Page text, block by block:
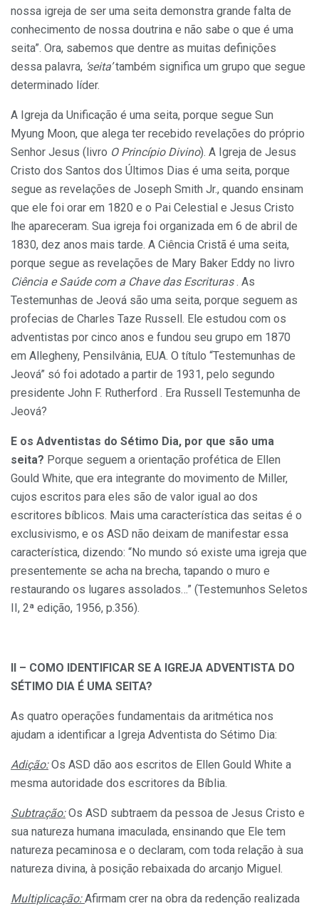
nossa igreja de ser uma seita demonstra grande falta de
conhecimento de nossa doutrina e não sabe o que é uma
seita”. Ora, sabemos que dentre as muitas definições
dessa palavra, ‘seita’também significa um grupo que segue
determinado líder.
A Igreja da Unificação é uma seita, porque segue Sun
Myung Moon, que alega ter recebido revelações do próprio
Senhor Jesus (livro O Princípio Divino). A Igreja de Jesus
Cristo dos Santos dos Últimos Dias é uma seita, porque
segue as revelações de Joseph Smith Jr., quando ensinam
que ele foi orar em 1820 e o Pai Celestial e Jesus Cristo
lhe apareceram. Sua igreja foi organizada em 6 de abril de
1830, dez anos mais tarde. A Ciência Cristã é uma seita,
porque segue as revelações de Mary Baker Eddy no livro
Ciência e Saúde com a Chave das Escrituras. As
Testemunhas de Jeová são uma seita, porque seguem as
profecias de Charles Taze Russell. Ele estudou com os
adventistas por cinco anos e fundou seu grupo em 1870
em Allegheny, Pensilvânia, EUA. O título “Testemunhas de
Jeová” só foi adotado a partir de 1931, pelo segundo
presidente John F. Rutherford . Era Russell Testemunha de
Jeová?
E os Adventistas do Sétimo Dia, por que são uma
seita? Porque seguem a orientação profética de Ellen
Gould White, que era integrante do movimento de Miller,
cujos escritos para eles são de valor igual ao dos
escritores bíblicos. Mais uma característica das seitas é o
exclusivismo, e os ASD não deixam de manifestar essa
característica, dizendo: “No mundo só existe uma igreja que
presentemente se acha na brecha, tapando o muro e
restaurando os lugares assolados…” (Testemunhos Seletos
II, 2ª edição, 1956, p.356).
II – COMO IDENTIFICAR SE A IGREJA ADVENTISTA DO
SÉTIMO DIA É UMA SEITA?
As quatro operações fundamentais da aritmética nos
ajudam a identificar a Igreja Adventista do Sétimo Dia:
Adição:Os ASD dão aos escritos de Ellen Gould White a
mesma autoridade dos escritores da Bíblia.
Subtração:Os ASD subtraem da pessoa de Jesus Cristo e
sua natureza humana imaculada, ensinando que Ele tem
natureza pecaminosa e o declaram, com toda relação à sua
natureza divina, à posição rebaixada do arcanjo Miguel.
Multiplicação:Afirmam crer na obra da redenção realizada